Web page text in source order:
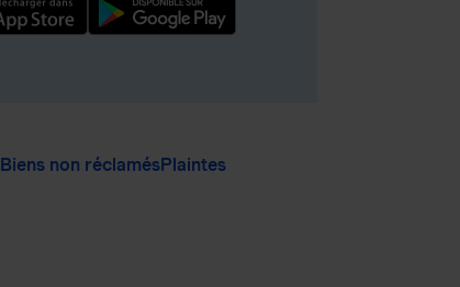
Biens non réclamésPlaintes